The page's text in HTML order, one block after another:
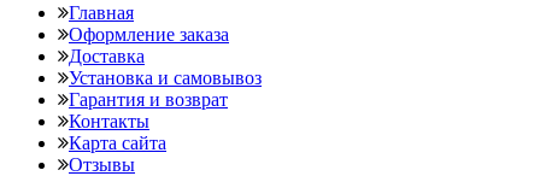
Главная
Оформление заказа
Доставка
Установка и самовывоз
Гарантия и возврат
Контакты
Карта сайта
Отзывы